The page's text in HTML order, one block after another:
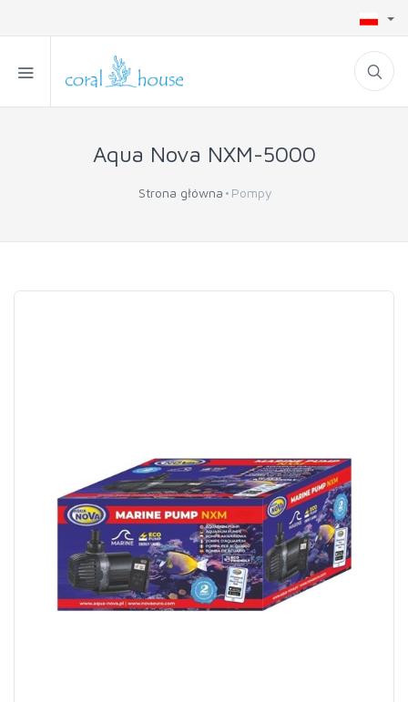
Aqua Nova NXM-5000
Strona główna Pompy